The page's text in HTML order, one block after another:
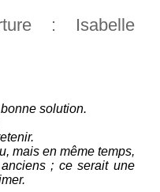
: Isabelle
solution.
mais en même temps,
; ce serait une